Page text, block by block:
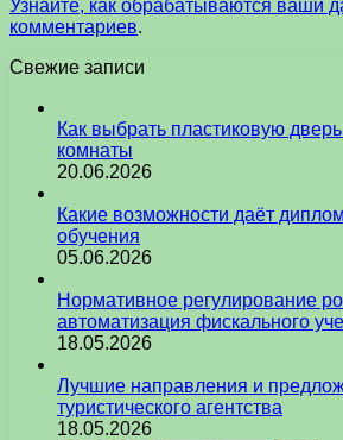
Узнайте, как обрабатываются ваши
комментариев.
Свежие записи
Как выбрать пластиковую
комнаты
20.06.2026
Какие возможности даёт
обучения
05.06.2026
Нормативное регулирование
автоматизация фискального
18.05.2026
Лучшие направления и
туристического агентства
18.05.2026